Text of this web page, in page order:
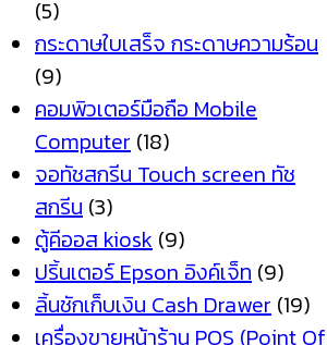
(5)
กระดาษใบเสร็จ กระดาษความร้อน
(9)
คอมพิวเตอร์มือถือ Mobile
Computer (18)
จอทัชสกรีน Touch screen ทัช
สกรีน (3)
ตู้คีออส kiosk (9)
ปริ้นเตอร์ Epson อิงค์เจ็ท (9)
ลิ้นชักเก็บเงิน Cash Drawer (19)
เครื่องขายหน้าร้าน POS (Point Of